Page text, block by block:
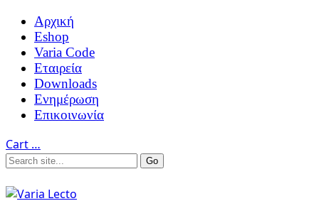
Αρχική
Eshop
Varia Code
Εταιρεία
Downloads
Ενημέρωση
Επικοινωνία
Cart …